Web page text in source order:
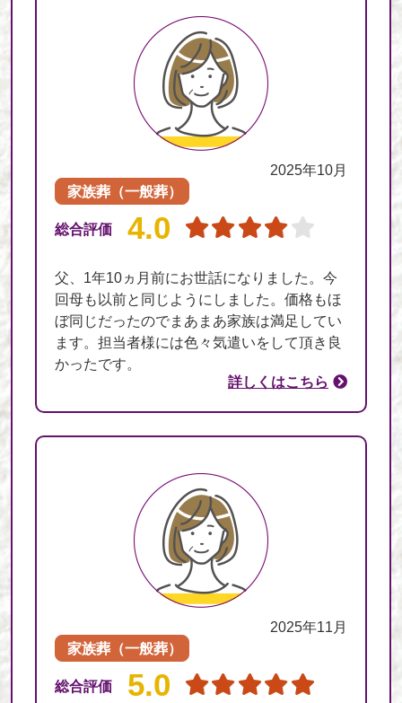
2025年10月
家族葬（一般葬）
総合評価 4.0
父、1年10ヵ月前にお世話になりました。今
回母も以前と同じようにしました。価格もほ
ぼ同じだったのでまあまあ家族は満足してい
ます。担当者様には色々気遣いをして頂き良
かったです。
詳しくはこちら
2025年11月
家族葬（一般葬）
総合評価 5.0